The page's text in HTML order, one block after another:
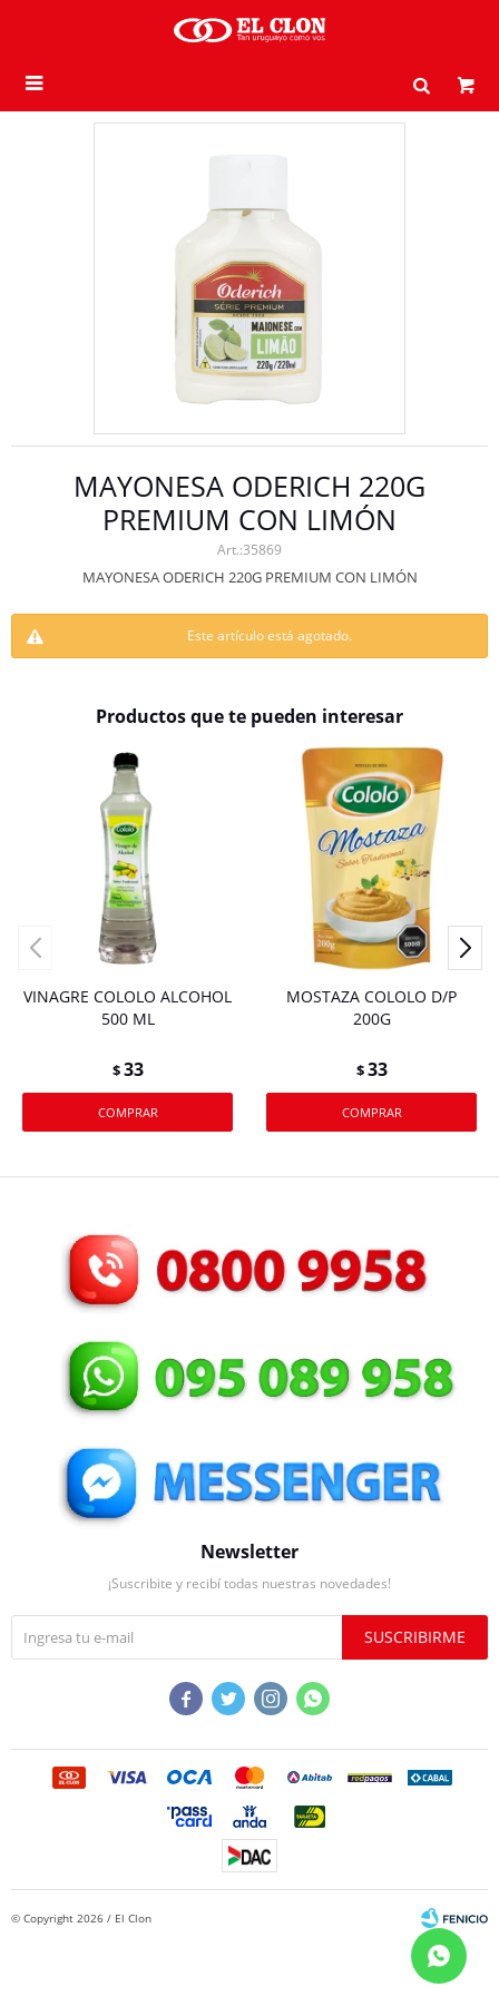

MAYONESA ODERICH 220G
PREMIUM CON LIMÓN
35869
MAYONESA ODERICH 220G PREMIUM CON LIMÓN
Este artículo está agotado.
Productos que te pueden interesar
VINAGRE COLOLO ALCOHOL
500 ML
$33
MOSTAZA COLOLO D/P
200G
$33
Newsletter
¡Suscribite y recibí todas nuestras novedades!
SUSCRIBIRME
   
© Copyright 2026 / El Clon